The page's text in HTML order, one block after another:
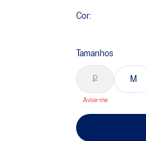
Cor:
Tamanhos
P M